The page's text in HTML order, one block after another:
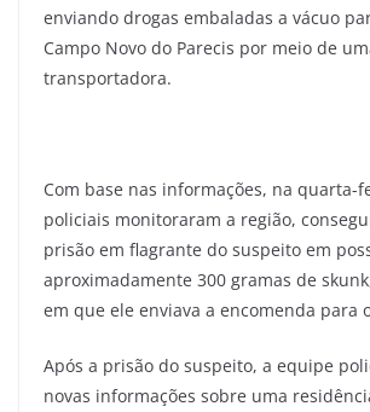
enviando drogas embaladas a vácuo
Campo Novo do Parecis por meio de
transportadora.
Com base nas informações, na quarta-
policiais monitoraram a região,
prisão em flagrante do suspeito em
aproximadamente 300 gramas de
em que ele enviava a encomenda para
Após a prisão do suspeito, a equipe
novas informações sobre uma